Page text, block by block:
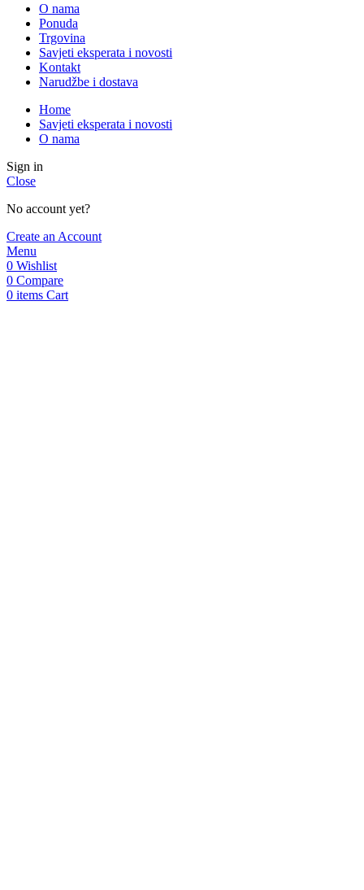
O nama
Ponuda
Trgovina
Savjeti eksperata i novosti
Kontakt
Narudžbe i dostava
Home
Savjeti eksperata i novosti
O nama
Sign in
Close
No account yet?
Create an Account
Menu
0 Wishlist
0 Compare
0 items Cart